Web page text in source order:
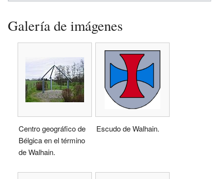
Galería de imágenes
Centro geográfico de
Bélgica en el término
de Walhain.
Escudo de Walhain.